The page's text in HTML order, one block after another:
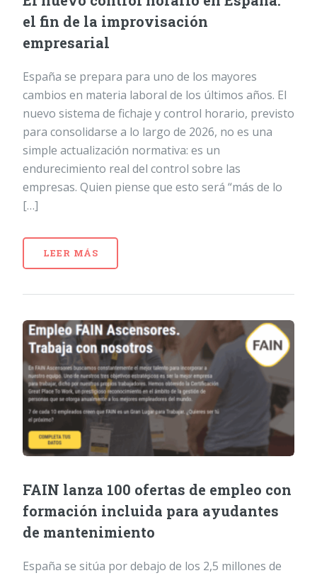
el fin de la improvisación
empresarial
España se prepara para uno de los mayores
cambios en materia laboral de los últimos años. El
nuevo sistema de fichaje y control horario, previsto
para consolidarse a lo largo de 2026, no es una
simple actualización normativa: es un
endurecimiento real del control sobre las
empresas. Quien piense que esto será “más de lo
[…]
LEER MÁS
FAIN lanza 100 ofertas de empleo con
formación incluida para ayudantes
de mantenimiento
España se sitúa por debajo de los 2,5 millones de